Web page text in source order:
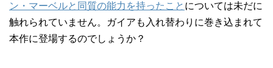
ン・マーベルと同質の能力を持ったこと については未だに
触れられていません。ガイアも入れ替わりに巻き込まれて
本作に登場するのでしょうか？